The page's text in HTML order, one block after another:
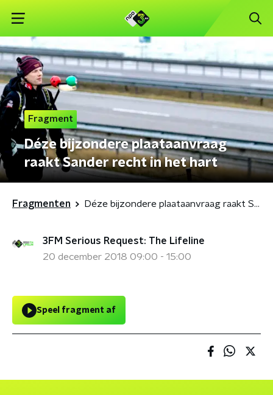
Fragment
Déze bijzondere plaataanvraag
raakt Sander recht in het hart
Fragmenten Déze bijzondere plaataanvraag raakt Sander recht in het hart
3FM Serious Request: The Lifeline
20 december 2018 09:00 - 15:00
Speel fragment af